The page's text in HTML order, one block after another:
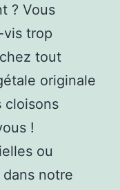
? Vous
trop
tout
originale
cloisons
!
ou
notre